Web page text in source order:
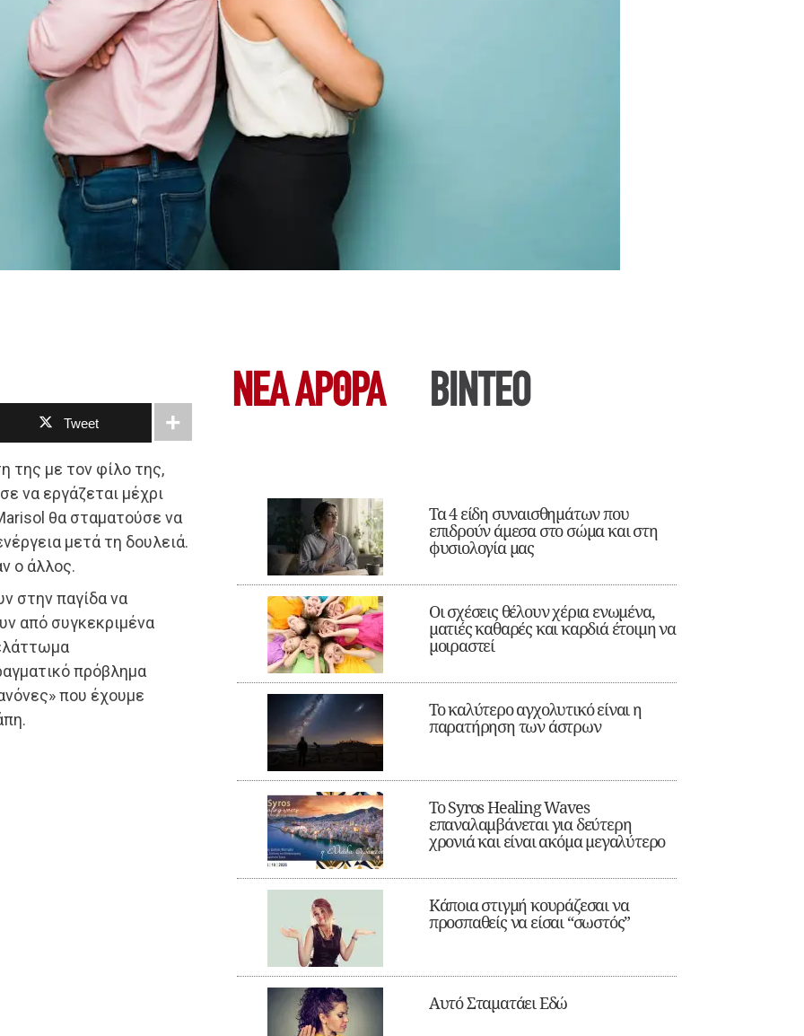
Tweet
της με τον φίλο της,
να εργάζεται μέχρι
θα σταματούσε να
μετά τη δουλειά.
ο άλλος.
στην παγίδα να
από συγκεκριμένα
πρόβλημα
που έχουμε
ΝΕΑ ΆΡΘΡΑ ΒΙΝΤΕΟ
Τα 4 είδη συναισθημάτων που
επιδρούν άμεσα στο σώμα και στη
φυσιολογία μας
Οι σχέσεις θέλουν χέρια ενωμένα,
ματιές καθαρές και καρδιά έτοιμη να
μοιραστεί
Το καλύτερο αγχολυτικό είναι η
παρατήρηση των άστρων
Το Syros Healing Waves
επαναλαμβάνεται για δεύτερη
χρονιά και είναι ακόμα μεγαλύτερο
Κάποια στιγμή κουράζεσαι να
προσπαθείς να είσαι “σωστός”
Αυτό Σταματάει Εδώ